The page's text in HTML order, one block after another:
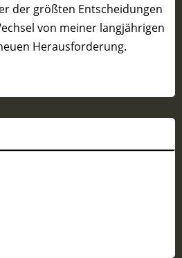
der größten Entscheidungen
von meiner langjährigen
Herausforderung.